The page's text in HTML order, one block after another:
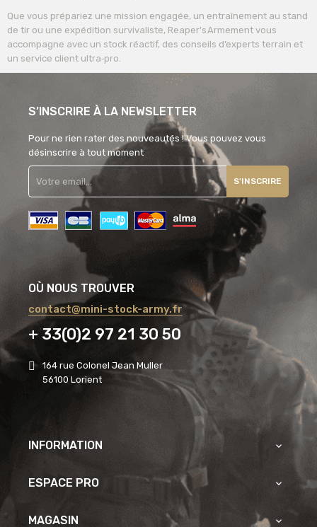
Que vous prépariez une mission engagée, un entraînement au stand
de tir ou une expédition survivaliste, Reaper’s Armement vous
accompagne avec un stock réactif, des conseils d’experts terrain et
un service client ultra‑pro.
S’INSCRIRE À LA NEWSLETTER
Pour ne rien rater des nouveautés ! Vous pouvez vous
désinscrire à tout moment
S'INSCRIRE
OÙ NOUS TROUVER
contact@mini-stock-army.fr
+ 33(0)2 97 21 30 50
164 rue Colonel Jean Muller
56100 Lorient
INFORMATION 
ESPACE PRO 
MAGASIN 